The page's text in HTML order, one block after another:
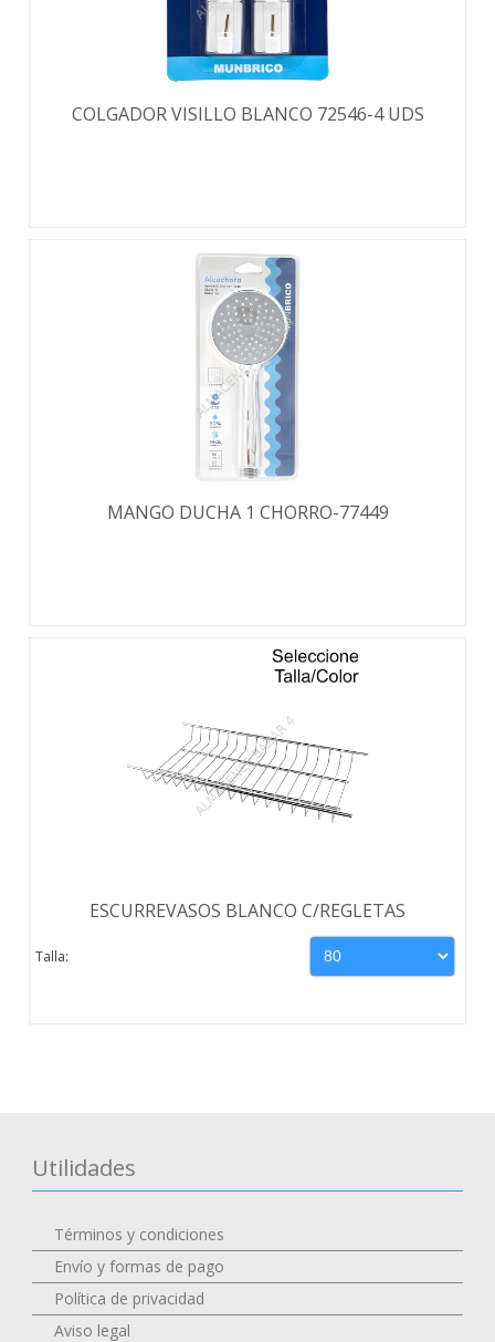
COLGADOR VISILLO BLANCO 72546-4 UDS
MANGO DUCHA 1 CHORRO-77449
ESCURREVASOS BLANCO C/REGLETAS
Talla:
Utilidades
Términos y condiciones
Envío y formas de pago
Política de privacidad
Aviso legal